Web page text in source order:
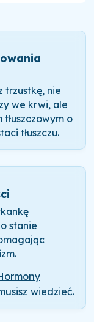
trzustkę, nie
we krwi, ale
o
tłuszczu.
stanie
wiedzieć.